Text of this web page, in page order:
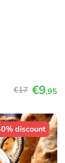
€17 €9,95
discount